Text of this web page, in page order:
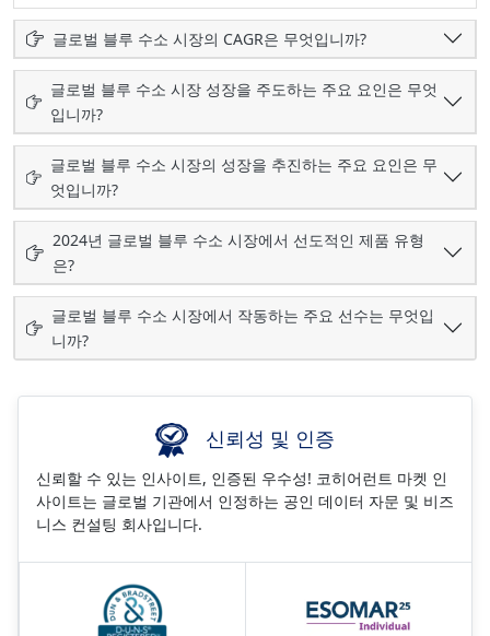
글로벌 블루 수소 시장의 CAGR은 무엇입니까?
글로벌 블루 수소 시장 성장을 주도하는 주요 요인은 무엇
입니까?
글로벌 블루 수소 시장의 성장을 추진하는 주요 요인은 무
엇입니까?
2024년 글로벌 블루 수소 시장에서 선도적인 제품 유형
은?
글로벌 블루 수소 시장에서 작동하는 주요 선수는 무엇입
니까?
신뢰성 및 인증
신뢰할 수 있는 인사이트, 인증된 우수성! 코히어런트 마켓 인
사이트는 글로벌 기관에서 인정하는 공인 데이터 자문 및 비즈
니스 컨설팅 회사입니다.